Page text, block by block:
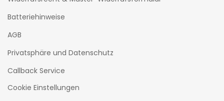
Batteriehinweise
AGB
Privatsphäre und Datenschutz
Callback Service
Cookie Einstellungen